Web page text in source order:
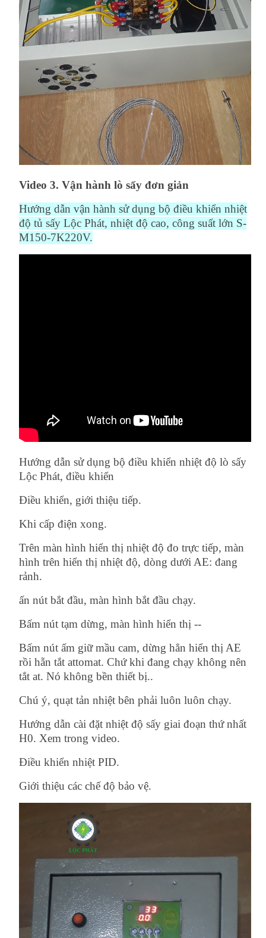
Video 3. Vận hành lò sấy đơn giản
Hướng dẫn vận hành sử dụng bộ điều khiển nhiệt
độ tủ sấy Lộc Phát, nhiệt độ cao, công suất lớn S-
M150-7K220V.
Hướng dẫn sử dụng bộ điều khiển nhiệt độ lò sấy
Lộc Phát, điều khiển
Điều khiển, giới thiệu tiếp.
Khi cấp điện xong.
Trên màn hình hiển thị nhiệt độ đo trực tiếp, màn
hình trên hiển thị nhiệt độ, dòng dưới AE: đang
rảnh.
ấn nút bắt đầu, màn hình bắt đầu chạy.
Bấm nút tạm dừng, màn hình hiển thị --
Bấm nút ấm giữ mầu cam, dừng hẳn hiển thị AE
rồi hẵn tắt attomat. Chứ khi đang chạy không nên
tắt at. Nó không bền thiết bị..
Chú ý, quạt tản nhiệt bên phải luôn luôn chạy.
Hướng dẫn cài đặt nhiệt độ sấy giai đoạn thứ nhất
H0. Xem trong video.
Điều khiển nhiệt PID.
Giới thiệu các chế độ bảo vệ.